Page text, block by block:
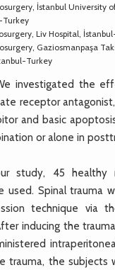
İstanbul University
Turkey
Liv Hospital,
Gaziosmanpaşa
Turkey
We investigated the
receptor
and basic
or alone in
study, 45 healthy
used. Spinal trauma
technique via
inducing the
trauma, the subjects